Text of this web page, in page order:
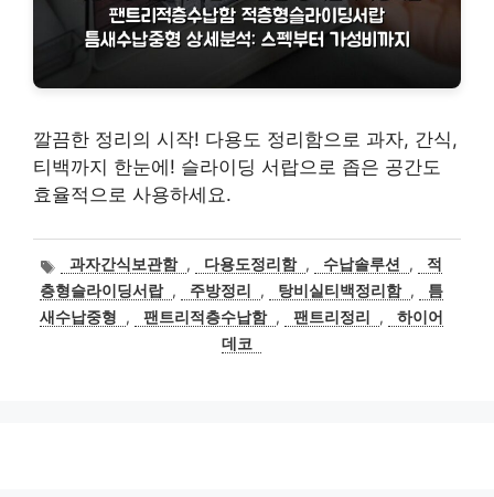
깔끔한 정리의 시작! 다용도 정리함으로 과자, 간식,
티백까지 한눈에! 슬라이딩 서랍으로 좁은 공간도
효율적으로 사용하세요.
태
그
과자간식보관함 , 다용도정리함 , 수납솔루션 ,
적
층형슬라이딩서랍 , 주방정리 , 탕비실티백정리함 ,
틈
새수납중형
, 팬트리적층수납함 , 팬트리정리 ,
하이어
데코